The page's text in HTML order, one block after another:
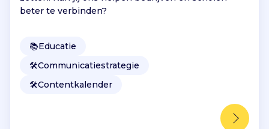
beter te verbinden?
📚Educatie
🛠️Communicatiestrategie
🛠️Contentkalender